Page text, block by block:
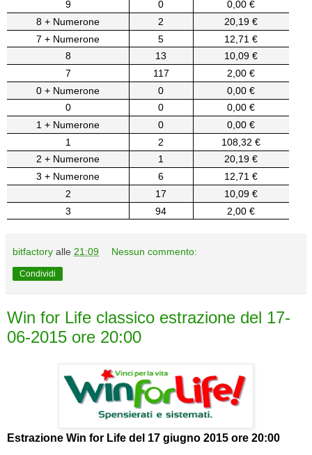
9 0
0,00 €
8 + Numerone
2
20,19 €
7 + Numerone
5
12,71 €
8
13
10,09 €
7
117
2,00 €
0 + Numerone
0
0,00 €
0
0
0,00 €
1 + Numerone
0
0,00 €
1
2
108,32 €
2 + Numerone
1
20,19 €
3 + Numerone
6
12,71 €
2
17
10,09 €
3
94 2,00 €
bitfactory alle 21:09 Nessun commento:
Condividi
Win for Life classico estrazione del 17-
06-2015 ore 20:00
Estrazione Win for Life del 17 giugno 2015 ore 20:00